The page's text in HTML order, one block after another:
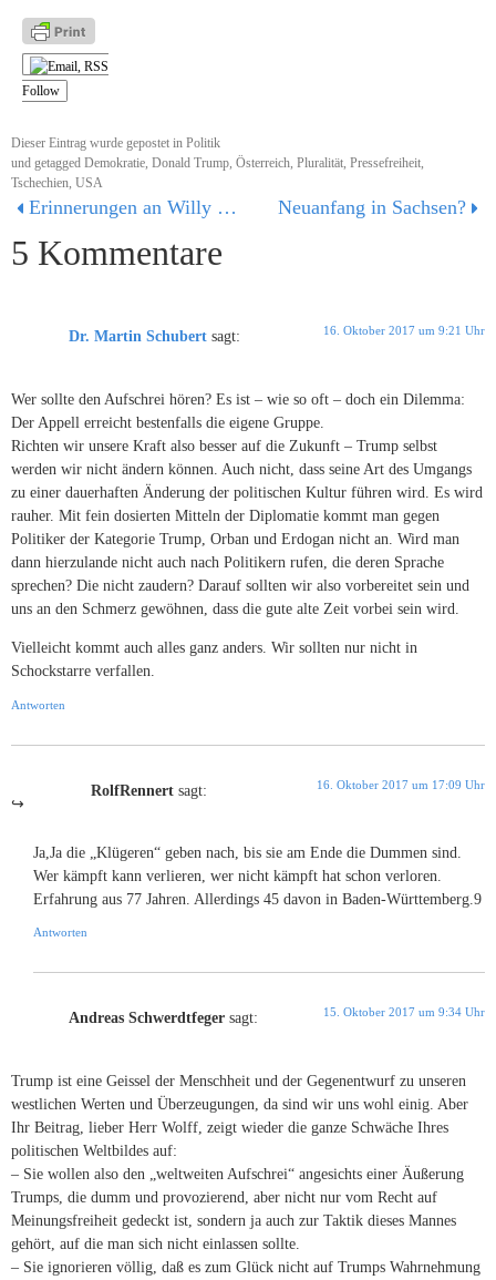
Follow
Dieser Eintrag wurde gepostet in Politik
und getagged Demokratie, Donald Trump, Österreich, Pluralität, Pressefreiheit,
Tschechien, USA
Erinnerungen an Willy Brandt – er starb vor 25 Jahren am 8. Oktober 1992 Neuanfang in Sachsen?
5 Kommentare
Dr. Martin Schubert sagt: 16. Oktober 2017 um 9:21 Uhr
Wer sollte den Aufschrei hören? Es ist – wie so oft – doch ein Dilemma:
Der Appell erreicht bestenfalls die eigene Gruppe.
Richten wir unsere Kraft also besser auf die Zukunft – Trump selbst
werden wir nicht ändern können. Auch nicht, dass seine Art des Umgangs
zu einer dauerhaften Änderung der politischen Kultur führen wird. Es wird
rauher. Mit fein dosierten Mitteln der Diplomatie kommt man gegen
Politiker der Kategorie Trump, Orban und Erdogan nicht an. Wird man
dann hierzulande nicht auch nach Politikern rufen, die deren Sprache
sprechen? Die nicht zaudern? Darauf sollten wir also vorbereitet sein und
uns an den Schmerz gewöhnen, dass die gute alte Zeit vorbei sein wird.
Vielleicht kommt auch alles ganz anders. Wir sollten nur nicht in
Schockstarre verfallen.
Antworten
RolfRennert sagt: 16. Oktober 2017 um 17:09 Uhr
Ja,Ja die „Klügeren“ geben nach, bis sie am Ende die Dummen sind.
Wer kämpft kann verlieren, wer nicht kämpft hat schon verloren.
Erfahrung aus 77 Jahren. Allerdings 45 davon in Baden-Württemberg.9
Antworten
Andreas Schwerdtfeger sagt: 15. Oktober 2017 um 9:34 Uhr
Trump ist eine Geissel der Menschheit und der Gegenentwurf zu unseren
westlichen Werten und Überzeugungen, da sind wir uns wohl einig. Aber
Ihr Beitrag, lieber Herr Wolff, zeigt wieder die ganze Schwäche Ihres
politischen Weltbildes auf:
– Sie wollen also den „weltweiten Aufschrei“ angesichts einer Äußerung
Trumps, die dumm und provozierend, aber nicht nur vom Recht auf
Meinungsfreiheit gedeckt ist, sondern ja auch zur Taktik dieses Mannes
gehört, auf die man sich nicht einlassen sollte.
– Sie ignorieren völlig, daß es zum Glück nicht auf Trumps Wahrnehmung